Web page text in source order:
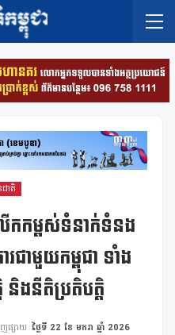
ាតិ
ើកកម្ពស់ទំនាក់ទំនង
ជាមួយកម្ពុជា ទាំង
និងនីតិប្រតិបត្តិ
ញផ្សាយ ថ្ងៃទី 22 ខែ មករា ឆ្នាំ 2026